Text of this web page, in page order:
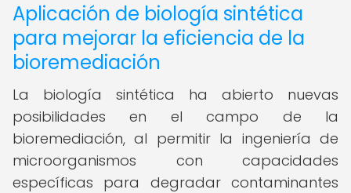
Aplicación de biología sintética
para mejorar la eficiencia de la
bioremediación
La biología sintética ha abierto nuevas
posibilidades en el campo de la
bioremediación, al permitir la ingeniería de
microorganismos con capacidades
específicas para degradar contaminantes